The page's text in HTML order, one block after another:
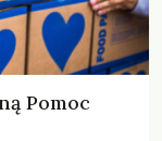
Pomoc